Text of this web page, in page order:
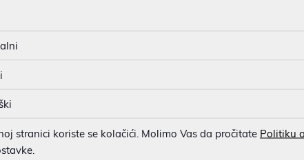
€
pack (ČIŠĆENJE ZALIHA) P/
stranici koriste se kolačići. Molimo Vas da pročitate Politiku